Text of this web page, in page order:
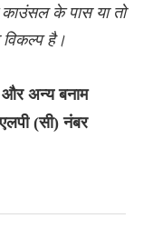
के पास या तो
है।
अन्य बनाम
(सी) नंबर